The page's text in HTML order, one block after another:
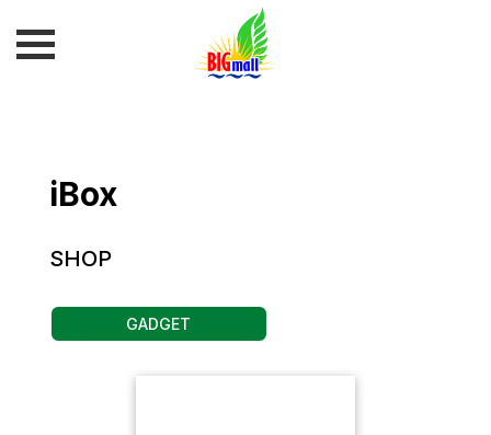
iBox
SHOP
GADGET